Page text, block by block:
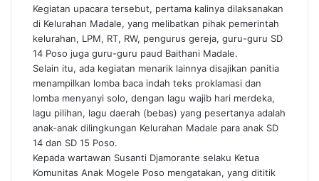
Kegiatan upacara tersebut, pertama kalinya dilaksanakan
di Kelurahan Madale, yang melibatkan pihak pemerintah
kelurahan, LPM, RT, RW, pengurus gereja, guru-guru SD
14 Poso juga guru-guru paud Baithani Madale.
Selain itu, ada kegiatan menarik lainnya disajikan panitia
menampilkan lomba baca indah teks proklamasi dan
lomba menyanyi solo, dengan lagu wajib hari merdeka,
lagu pilihan, lagu daerah (bebas) yang pesertanya adalah
anak-anak dilingkungan Kelurahan Madale para anak SD
14 dan SD 15 Poso.
Kepada wartawan Susanti Djamorante selaku Ketua
Komunitas Anak Mogele Poso mengatakan, yang dititik